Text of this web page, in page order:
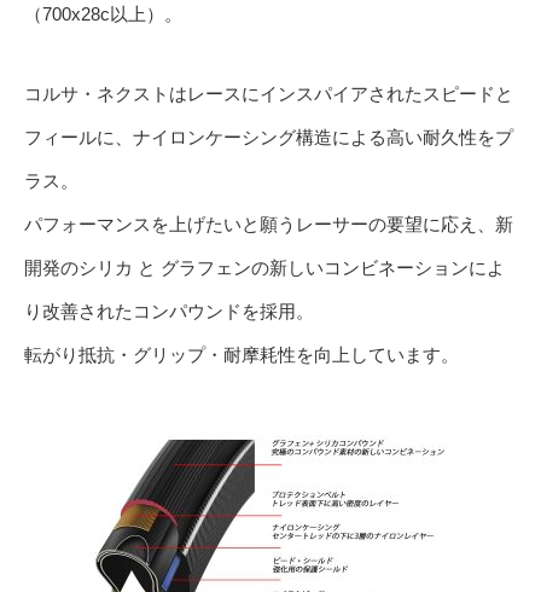
（700x28c以上）。
コルサ・ネクストはレースにインスパイアされたスピードと
フィールに、ナイロンケーシング構造による高い耐久性をプ
ラス。
パフォーマンスを上げたいと願うレーサーの要望に応え、新
開発のシリカ と グラフェンの新しいコンビネーションによ
り改善されたコンパウンドを採用。
転がり抵抗・グリップ・耐摩耗性を向上しています。